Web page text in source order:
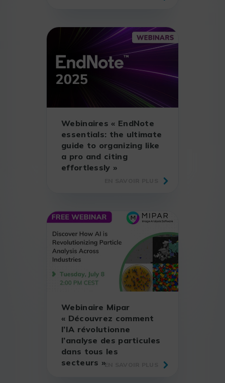
Webinaires « EndNote
essentials: the ultimate
guide to organizing like
a pro and citing
effortlessly »
Webinaire Mipar
« Découvrez comment
l’IA révolutionne
l’analyse des particules
dans tous les
secteurs »EN SAVOIR PLUS